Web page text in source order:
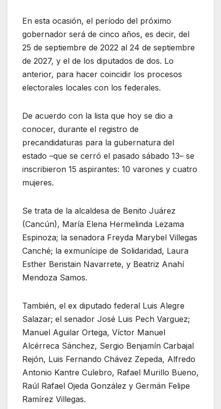
En esta ocasión, el período del próximo
gobernador será de cinco años, es decir, del
25 de septiembre de 2022 al 24 de septiembre
de 2027, y el de los diputados de dos. Lo
anterior, para hacer coincidir los procesos
electorales locales con los federales.
De acuerdo con la lista que hoy se dio a
conocer, durante el registro de
precandidaturas para la gubernatura del
estado –que se cerró el pasado sábado 13– se
inscribieron 15 aspirantes: 10 varones y cuatro
mujeres.
Se trata de la alcaldesa de Benito Juárez
(Cancún), María Elena Hermelinda Lezama
Espinoza; la senadora Freyda Marybel Villegas
Canché; la exmunícipe de Solidaridad, Laura
Esther Beristain Navarrete, y Beatriz Anahí
Mendoza Samos.
También, el ex diputado federal Luis Alegre
Salazar; el senador José Luis Pech Varguez;
Manuel Aguilar Ortega, Víctor Manuel
Alcérreca Sánchez, Sergio Benjamín Carbajal
Rejón, Luis Fernando Chávez Zepeda, Alfredo
Antonio Kantre Culebro, Rafael Murillo Bueno,
Raúl Rafael Ojeda González y Germán Felipe
Ramírez Villegas.